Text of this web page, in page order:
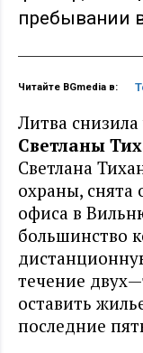
пребывании
Читайте BGmedia в:
Литва
Светланы
Светлана
охраны, снята
офиса в
большинство
течение
оставить
последние